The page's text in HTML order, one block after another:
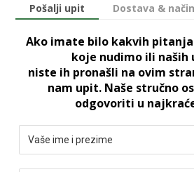
Pošalji upit Dostava &
Ako imate bilo kakvih
koje nudimo ili naših
niste ih pronašli na ovim
nam upit. Naše stručno
odgovoriti u